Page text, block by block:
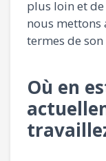
plus loin et
nous mettons
termes de
Où en